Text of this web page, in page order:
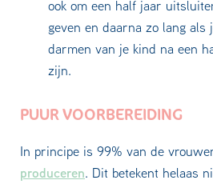
ook om een half jaar
geven en daarna zo lang
darmen van je kind na een
zijn.
PUUR VOORBEREIDING
In principe is 99% van de
produceren. Dit betekent helaas